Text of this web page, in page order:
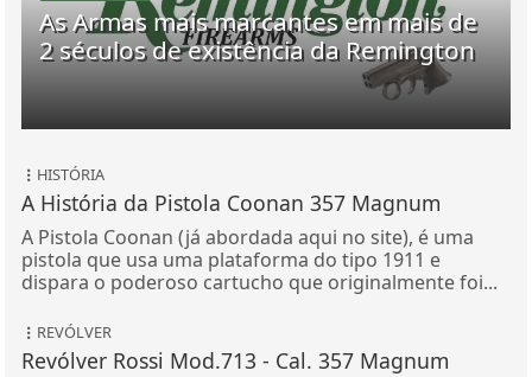
As Armas mais marcantes em mais de
2 séculos de existência da Remington
HISTÓRIA
A História da Pistola Coonan 357 Magnum
A Pistola Coonan (já abordada aqui no site), é uma
pistola que usa uma plataforma do tipo 1911 e
dispara o poderoso cartucho que originalmente foi...
REVÓLVER
Revólver Rossi Mod.713 - Cal. 357 Magnum